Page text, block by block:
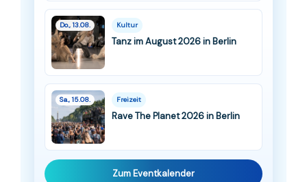
Do., 13.08. Kultur
Tanz im August 2026 in Berlin
Sa., 15.08. Freizeit
Rave The Planet 2026 in Berlin
Zum Eventkalender